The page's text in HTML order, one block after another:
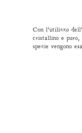
Con l’utilizzo
cristallino e
spezie vengono